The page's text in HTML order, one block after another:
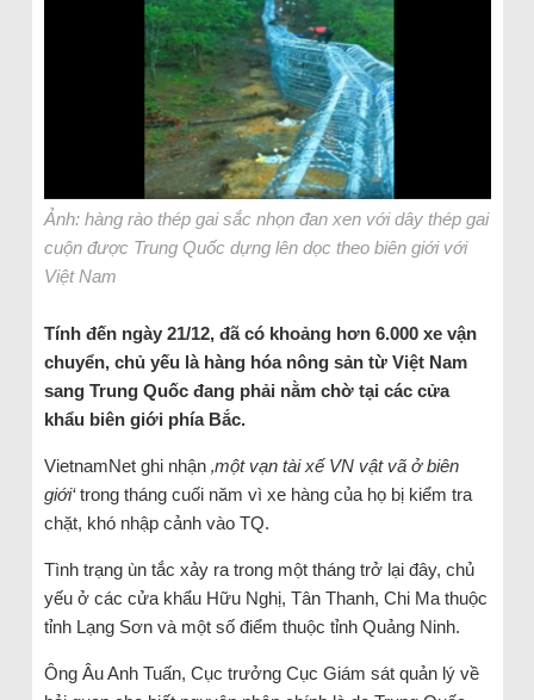
Ảnh: hàng rào thép gai sắc nhọn đan xen với dây thép gai
cuộn được Trung Quốc dựng lên dọc theo biên giới với
Việt Nam
Tính đến ngày 21/12, đã có khoảng hơn 6.000 xe vận
chuyển, chủ yếu là hàng hóa nông sản từ Việt Nam
sang Trung Quốc đang phải nằm chờ tại các cửa
khẩu biên giới phía Bắc.
VietnamNet ghi nhận ‚một vạn tài xế VN vật vã ở biên
giới‘trong tháng cuối năm vì xe hàng của họ bị kiểm tra
chặt, khó nhập cảnh vào TQ.
Tình trạng ùn tắc xảy ra trong một tháng trở lại đây, chủ
yếu ở các cửa khẩu Hữu Nghị, Tân Thanh, Chi Ma thuộc
tỉnh Lạng Sơn và một số điểm thuộc tỉnh Quảng Ninh.
Ông Âu Anh Tuấn, Cục trưởng Cục Giám sát quản lý về